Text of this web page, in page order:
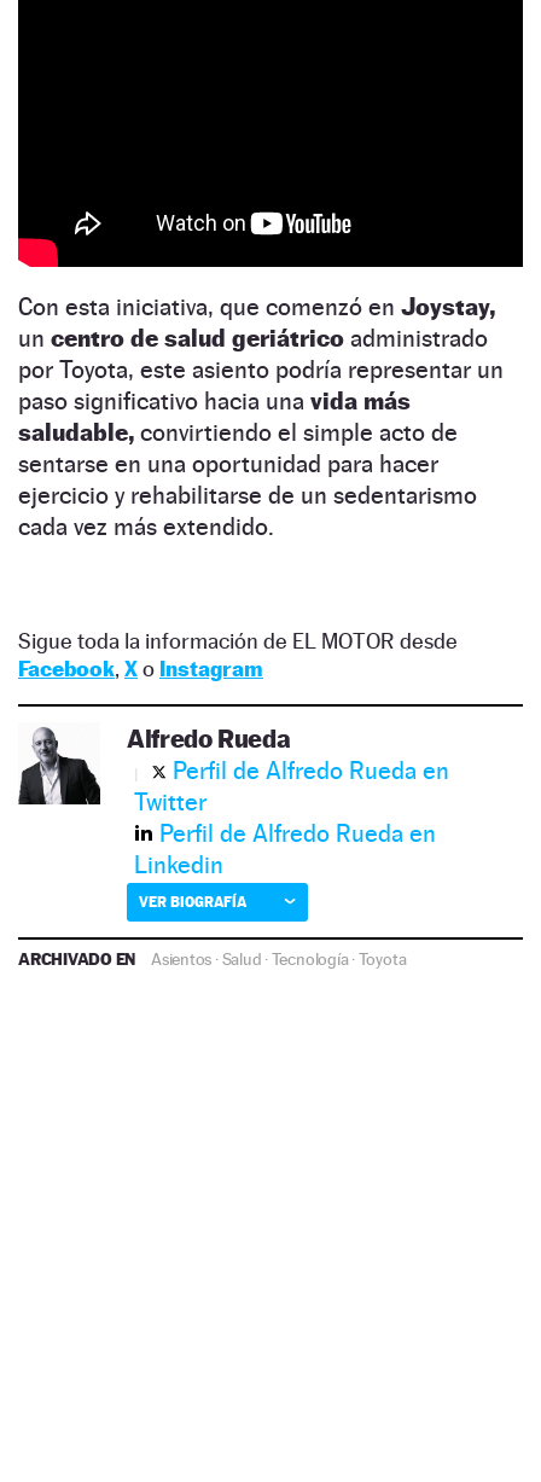
Con esta iniciativa, que comenzó en Joystay,
un centro de salud geriátrico administrado
por Toyota, este asiento podría representar un
paso significativo hacia una vida más
saludable, convirtiendo el simple acto de
sentarse en una oportunidad para hacer
ejercicio y rehabilitarse de un sedentarismo
cada vez más extendido.
Sigue toda la información de EL MOTOR desde
Facebook, Xo Instagram
Alfredo Rueda
Perfil de Alfredo Rueda en
Twitter
Perfil de Alfredo Rueda en
Linkedin
VER BIOGRAFÍA
ARCHIVADO EN Asientos ·Salud ·Tecnología·Toyota